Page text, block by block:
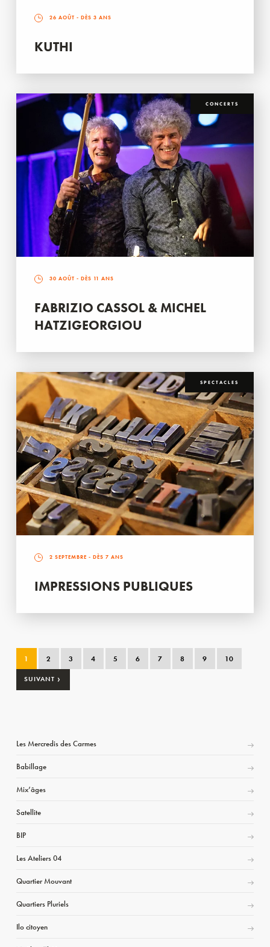
26 AOÛT - DÈS 3 ANS
KUTHI
CONCERTS
30 AOÛT - DÈS 11 ANS
FABRIZIO CASSOL & MICHEL
HATZIGEORGIOU
SPECTACLES
2 SEPTEMBRE - DÈS 7 ANS
IMPRESSIONS PUBLIQUES
1 2 3 4 5 6 7 8 9 10
SUIVANT ›
Les Mercredis des Carmes
Babillage
Mix’âges
Satellite
BIP
Les Ateliers 04
Quartier Mouvant
Quartiers Pluriels
Ilo citoyen